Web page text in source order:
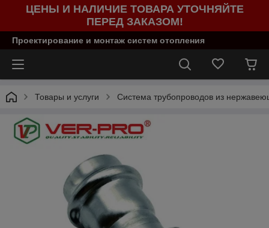
ЦЕНЫ И НАЛИЧИЕ ТОВАРА УТОЧНЯЙТЕ
ПЕРЕД ЗАКАЗОМ!
Проектирование и монтаж систем отопления
Товары и услуги Система трубопроводов из